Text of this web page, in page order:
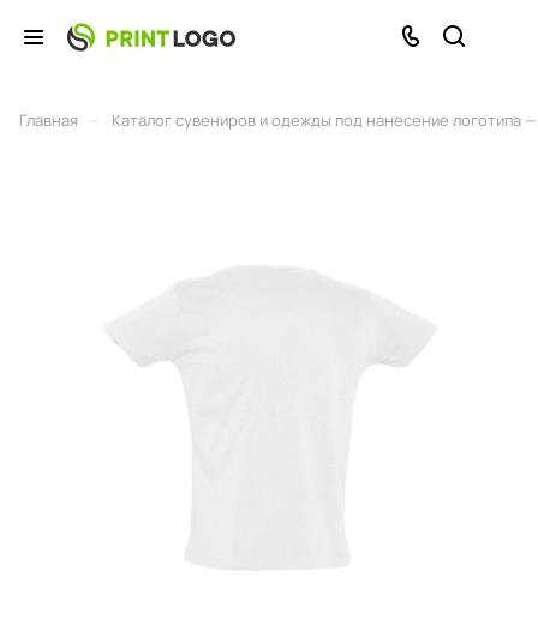
Главная Каталог сувениров и одежды под нанесение логотипа